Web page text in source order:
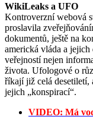
WikiLeaks a UFO
Kontroverzní webová
proslavila
dokumentů, ještě na
americká vláda a jejich
veřejností nejen
života. Ufologové o
říkají již celá
jejich „konspirací“.
VIDEO: Má